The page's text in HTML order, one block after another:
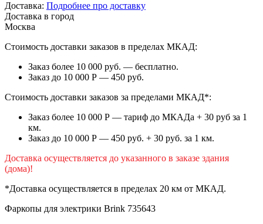
Доставка: Подробнее про доставку
Доставка в город
Москва
Стоимость доставки заказов в пределах МКАД:
Заказ более 10 000 руб. — бесплатно.
Заказ до 10 000 Р — 450 руб.
Стоимость доставки заказов за пределами МКАД*:
Заказ более 10 000 Р — тариф до МКАДа + 30 руб за 1
км.
Заказ до 10 000 Р — 450 руб. + 30 руб. за 1 км.
Доставка осуществляется до указанного в заказе здания
(дома)!
*Доставка осуществляется в пределах 20 км от МКАД.
Фаркопы для электрики Brink 735643